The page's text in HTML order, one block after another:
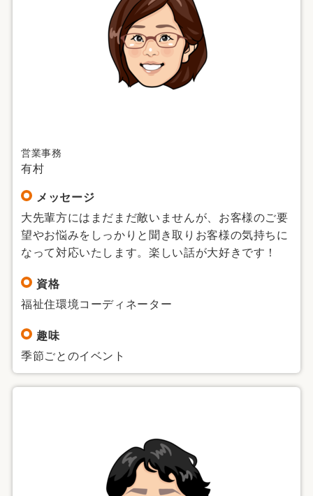
営業事務
有村
メッセージ
大先輩方にはまだまだ敵いませんが、お客様のご要
望やお悩みをしっかりと聞き取りお客様の気持ちに
なって対応いたします。楽しい話が大好きです！
資格
福祉住環境コーディネーター
趣味
季節ごとのイベント